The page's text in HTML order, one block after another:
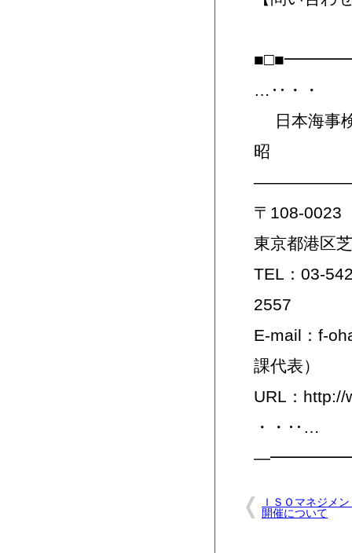
…‥・・
日本海事
昭
〒108-0023
東京都港区
TEL：03-
2557
E-mail：f-
課代表）
URL：http://
・・‥…
ＩＳＯマネジメ
開催について